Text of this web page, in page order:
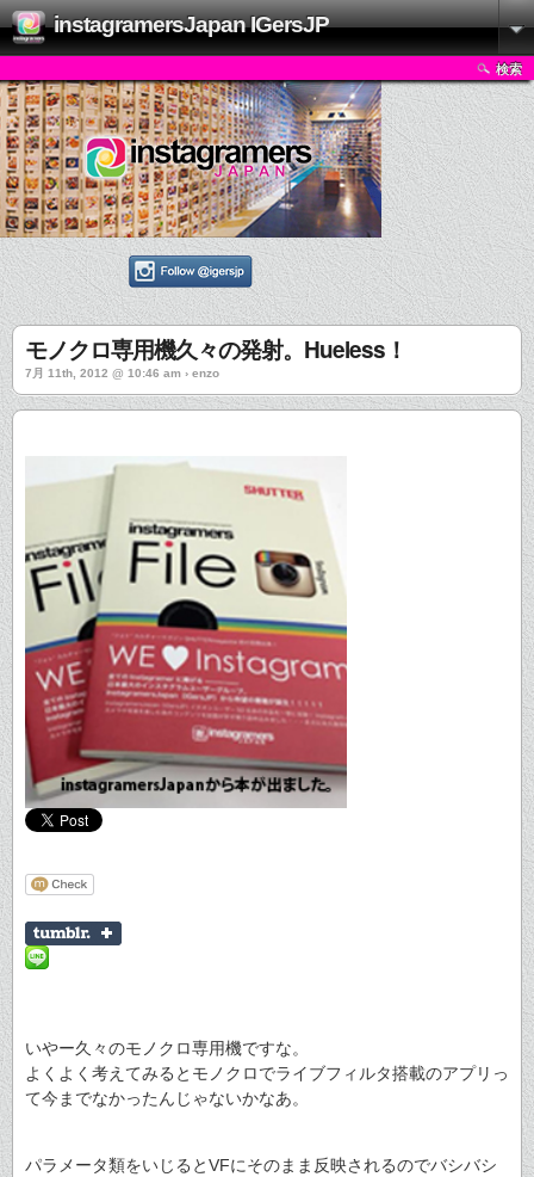
instagramersJapan IGersJP
検索
モノクロ専用機久々の発射。Hueless！
7月 11th, 2012 @ 10:46 am › enzo
いやー久々のモノクロ専用機ですな。
よくよく考えてみるとモノクロでライブフィルタ搭載のアプリっ
て今までなかったんじゃないかなあ。
パラメータ類をいじるとVFにそのまま反映されるのでバシバシ